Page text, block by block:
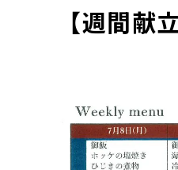
【週間